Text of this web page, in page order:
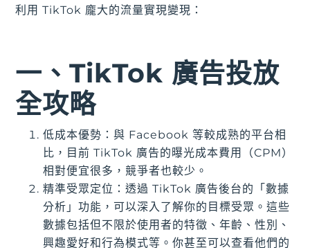
利用 TikTok 龐大的流量實現變現：
一、TikTok 廣告投放
全攻略
低成本優勢：與 Facebook 等較成熟的平台相
比，目前 TikTok 廣告的曝光成本費用（CPM）
相對便宜很多，競爭者也較少。
精準受眾定位：透過 TikTok 廣告後台的「數據
分析」功能，可以深入了解你的目標受眾。這些
數據包括但不限於使用者的特徵、年齡、性別、
興趣愛好和行為模式等。你甚至可以查看他們的